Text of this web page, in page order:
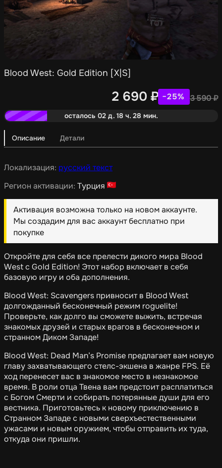
Blood West: Gold Edition [X|S]
2 690 ₽ −25% 3 590₽
осталось 02 д. 18 ч. 28 мин.
Описание Детали
Локализация: русский текст
Регион активации: Турция
Активация возможна только на новом аккаунте.
Мы создадим для вас аккаунт бесплатно при
покупке
Откройте для себя все прелести дикого мира Blood
West с Gold Edition! Этот набор включает в себя
базовую игру и оба дополнения.
Blood West: Scavengers привносит в Blood West
долгожданный бесконечный режим roguelite!
Проверьте, как долго вы сможете выжить, встречая
знакомых друзей и старых врагов в бесконечном и
странном Диком Западе!
Blood West: Dead Man’s Promise предлагает вам новую
главу захватывающего стелс-экшена в жанре FPS. Её
ход перенесет вас в знакомое место в незнакомое
время. В роли отца Твена вам предстоит расплатиться
с Богом Смерти и собирать потерянные души для его
вестника. Приготовьтесь к новому приключению в
Странном Западе с новыми сверхъестественными
ужасами и новым оружием, чтобы отправить их туда,
откуда они пришли.